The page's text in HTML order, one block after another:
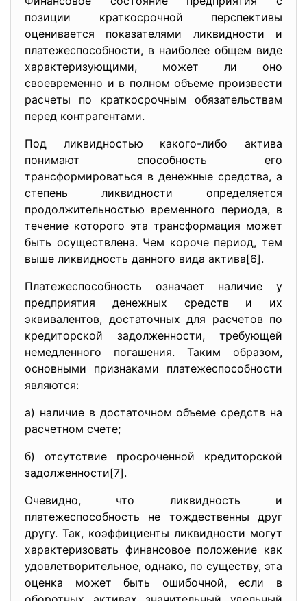
позиции краткосрочной перспективы
оценивается показателями ликвидности и
платежеспособности, в наиболее общем виде
характеризующими, может ли оно
своевременно и в полном объеме произвести
расчеты по краткосрочным обязательствам
перед контрагентами.
Под ликвидностью какого-либо актива
понимают способность его
трансформироваться в денежные средства, а
степень ликвидности определяется
продолжительностью временного периода, в
течение которого эта трансформация может
быть осуществлена. Чем короче период, тем
выше ликвидность данного вида актива[6].
Платежеспособность означает наличие у
предприятия денежных средств и их
эквивалентов, достаточных для расчетов по
кредиторской задолженности, требующей
немедленного погашения. Таким образом,
основными признаками платежеспособности
являются:
а) наличие в достаточном объеме средств на
расчетном счете;
б) отсутствие просроченной кредиторской
задолженности[7].
Очевидно, что ликвидность и
платежеспособность не тождественны друг
другу. Так, коэффициенты ликвидности могут
характеризовать финансовое положение как
удовлетворительное, однако, по существу, эта
оценка может быть ошибочной, если в